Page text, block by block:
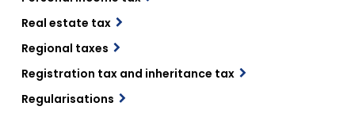
Real estate tax
Regional taxes
Registration tax and inheritance tax
Regularisations